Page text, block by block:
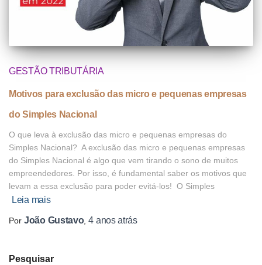
GESTÃO TRIBUTÁRIA
Motivos para exclusão das micro e pequenas empresas
do Simples Nacional
O que leva à exclusão das micro e pequenas empresas do
Simples Nacional? A exclusão das micro e pequenas empresas
do Simples Nacional é algo que vem tirando o sono de muitos
empreendedores. Por isso, é fundamental saber os motivos que
levam a essa exclusão para poder evitá-los! O Simples
Leia mais
Por João Gustavo,4 anosatrás
Pesquisar